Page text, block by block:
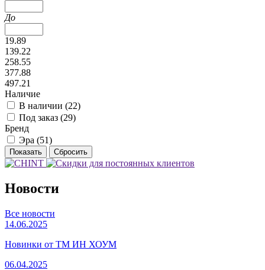
До
19.89
139.22
258.55
377.88
497.21
Наличие
В наличии (22)
Под заказ (29)
Бренд
Эра (51)
Новости
Все новости
14.06.2025
Новинки от ТМ ИН ХОУМ
06.04.2025